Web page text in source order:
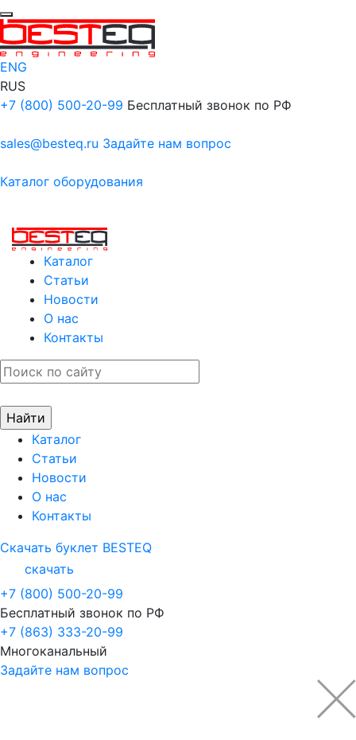
ENG
RUS
+7 (800) 500-20-99 Бесплатный звонок по РФ
sales@besteq.ru Задайте нам вопрос
Каталог оборудования
Каталог
Статьи
Новости
О нас
Контакты
Каталог
Статьи
Новости
О нас
Контакты
Скачать буклет BESTEQ
скачать
+7 (800) 500-20-99
Бесплатный звонок по РФ
+7 (863) 333-20-99
Многоканальный
Задайте нам вопрос